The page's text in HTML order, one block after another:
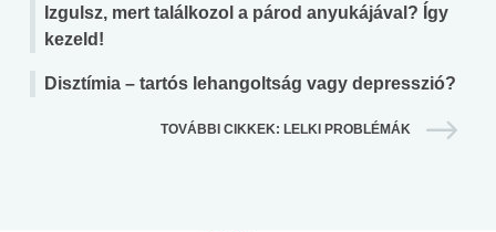
Izgulsz, mert találkozol a párod anyukájával? Így
kezeld!
Disztímia – tartós lehangoltság vagy depresszió?
TOVÁBBI CIKKEK: LELKI PROBLÉMÁK